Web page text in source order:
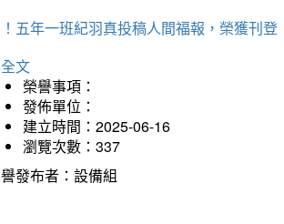
五年一班紀羽真投稿人間福報，榮獲刊登
文
榮譽事項：
發佈單位：
建立時間：2025-06-16
瀏覽次數：337
發布者：設備組